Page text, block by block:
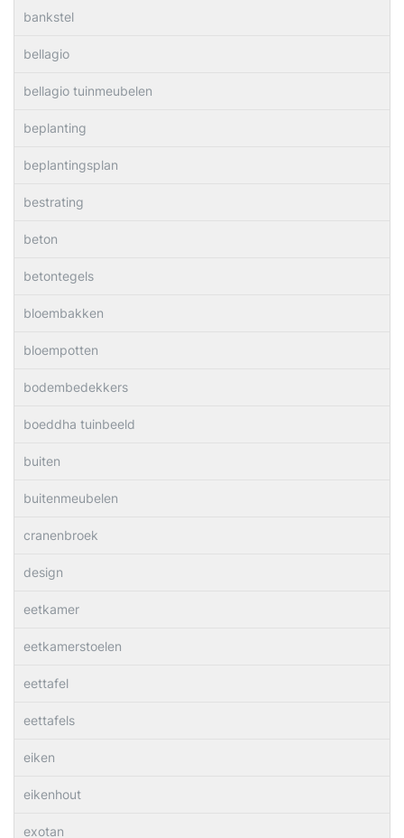
bankstel
bellagio
bellagio tuinmeubelen
beplanting
beplantingsplan
bestrating
beton
betontegels
bloembakken
bloempotten
bodembedekkers
boeddha tuinbeeld
buiten
buitenmeubelen
cranenbroek
design
eetkamer
eetkamerstoelen
eettafel
eettafels
eiken
eikenhout
exotan